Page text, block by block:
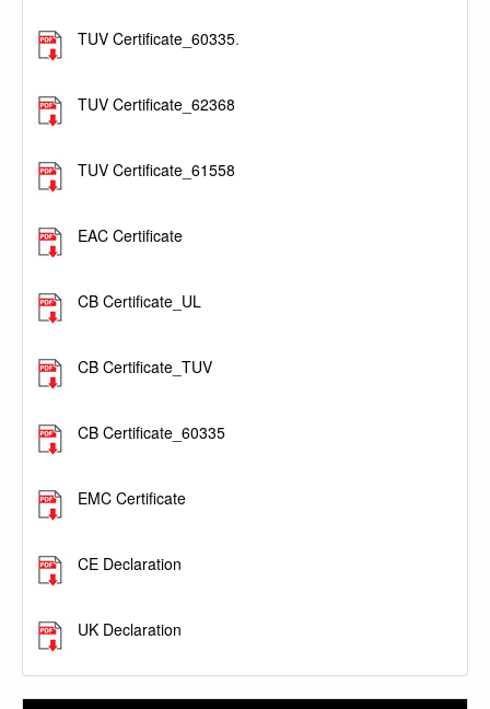
TUV Certificate_60335.
TUV Certificate_62368
TUV Certificate_61558
EAC Certificate
CB Certificate_UL
CB Certificate_TUV
CB Certificate_60335
EMC Certificate
CE Declaration
UK Declaration